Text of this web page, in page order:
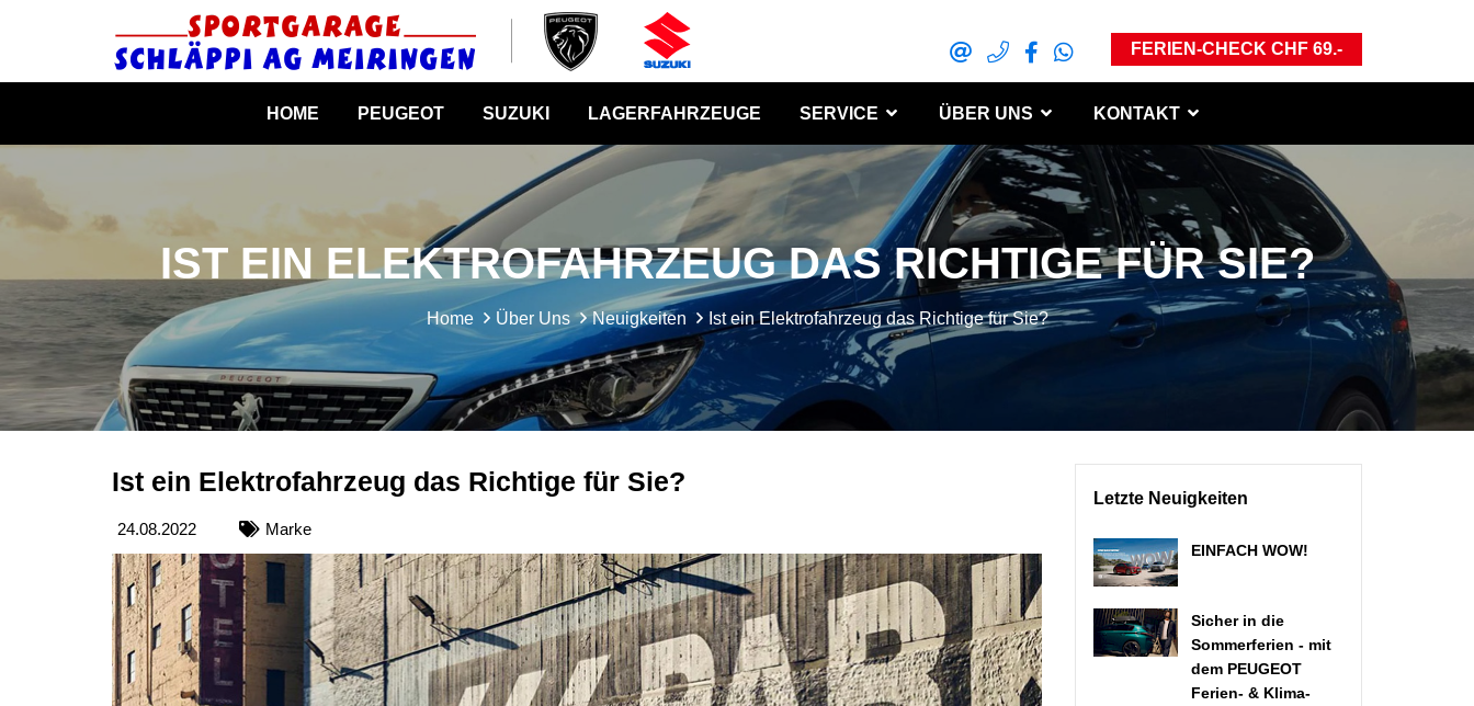
FERIEN-CHECK CHF 69.-
HOME PEUGEOT SUZUKI LAGERFAHRZEUGE SERVICE ÜBER UNS KONTAKT
IST EIN ELEKTROFAHRZEUG DAS RICHTIGE FÜR SIE?
Home Über Uns Neuigkeiten Ist ein Elektrofahrzeug das Richtige für Sie?
Ist ein Elektrofahrzeug das Richtige für Sie?
24.08.2022 Marke
Letzte Neuigkeiten
EINFACH WOW!
Sicher in die
Sommerferien - mit
dem PEUGEOT
Ferien- & Klima-